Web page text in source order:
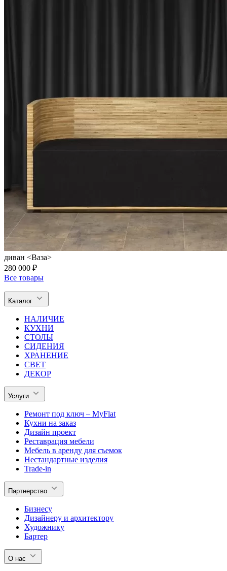
диван <Ваза>
280 000 ₽
Все товары
Каталог
НАЛИЧИЕ
КУХНИ
СТОЛЫ
СИДЕНИЯ
ХРАНЕНИЕ
СВЕТ
ДЕКОР
Услуги
Ремонт под ключ – MyFlat
Кухни на заказ
Дизайн проект
Реставрация мебели
Мебель в аренду для съемок
Нестандартные изделия
Trade-in
Партнерство
Бизнесу
Дизайнеру и архитектору
Художнику
Бартер
О нас